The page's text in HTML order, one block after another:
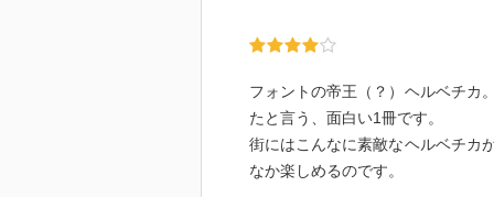
フォントの帝王（？）ヘルベチカ
たと言う、面白い1冊です。
街にはこんなに素敵なヘルベチカ
なか楽しめるのです。